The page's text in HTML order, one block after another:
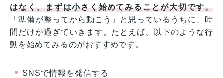
はなく、まずは小さく始めてみることが大切です。
「準備が整ってから動こう」と思っているうちに、時
間だけが過ぎていきます。たとえば、以下のような行
動を始めてみるのがおすすめです。
SNSで情報を発信する